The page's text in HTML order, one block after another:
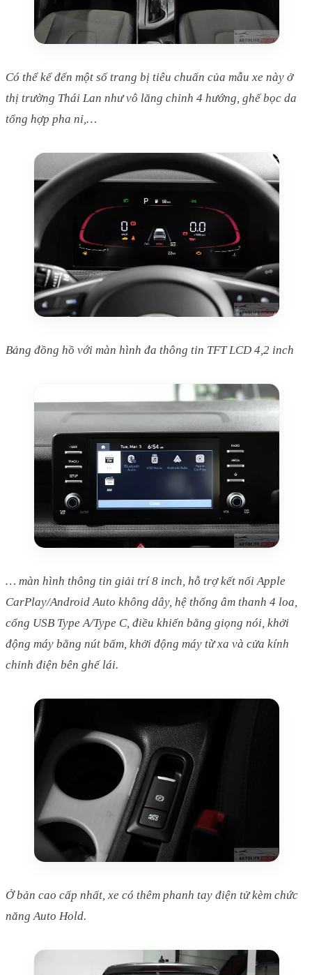
Có thể kể đến một số trang bị tiêu chuẩn của mẫu xe này ở
thị trường Thái Lan như vô lăng chỉnh 4 hướng, ghế bọc da
tổng hợp pha nỉ,…
Bảng đồng hồ với màn hình đa thông tin TFT LCD 4,2 inch
… màn hình thông tin giải trí 8 inch, hỗ trợ kết nối Apple
CarPlay/Android Auto không dây, hệ thống âm thanh 4 loa,
cổng USB Type A/Type C, điều khiển bằng giọng nói, khởi
động máy bằng nút bấm, khởi động máy từ xa và cửa kính
chỉnh điện bên ghế lái.
Ở bản cao cấp nhất, xe có thêm phanh tay điện tử kèm chức
năng Auto Hold.